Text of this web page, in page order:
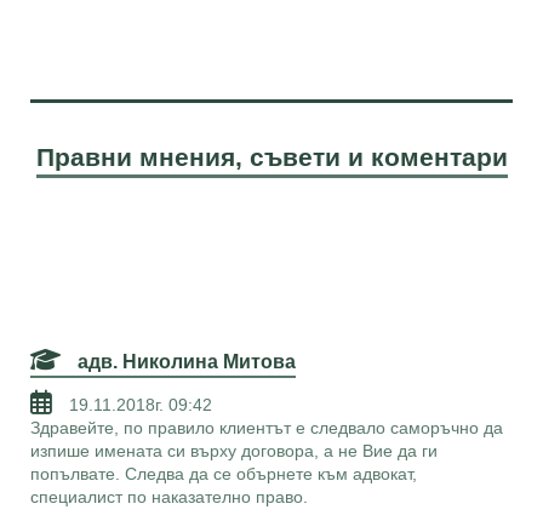
Правни мнения, съвети и коментари
адв. Николина Митова
19.11.2018г. 09:42
Здравейте, по правило клиентът е следвало саморъчно да
изпише имената си върху договора, а не Вие да ги
попълвате. Следва да се обърнете към адвокат,
специалист по наказателно право.